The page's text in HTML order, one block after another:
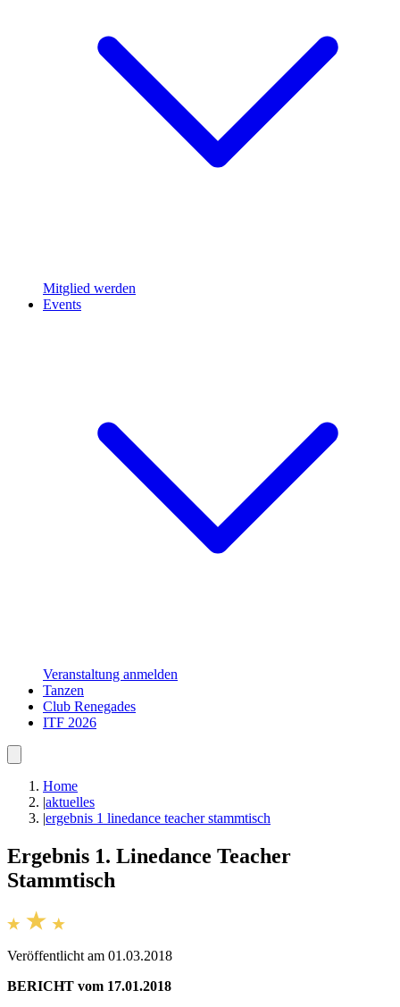
Mitglied werden
Events
Veranstaltung anmelden
Tanzen
Club Renegades
ITF 2026
Home
|aktuelles
|ergebnis 1 linedance teacher stammtisch
Ergebnis 1. Linedance Teacher
Stammtisch
Veröffentlicht am 01.03.2018
BERICHT vom 17.01.2018